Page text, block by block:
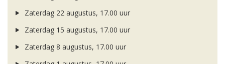
Zaterdag 22 augustus, 17.00 uur
Zaterdag 15 augustus, 17.00 uur
Zaterdag 8 augustus, 17.00 uur